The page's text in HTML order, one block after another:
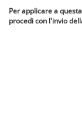
Per applicare a
procedi con l'invio